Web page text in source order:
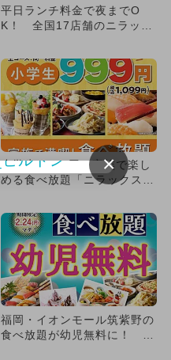
平日ランチ料金で夜までO
K！ 全国17店舗のニラック
小学生1,099円！家族で楽し
める食べ放題「ニラックスブ
福岡・イオンモール筑紫野の
食べ放題が幼児無料に！ グ
×